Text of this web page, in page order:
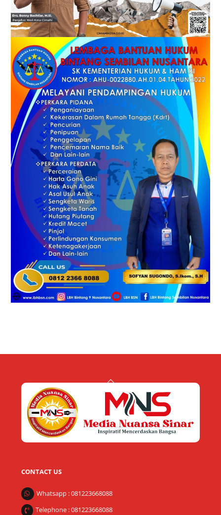
Back
Top
CONTACT US
Whatsapp : 081223668088
Telephone : 081223668088